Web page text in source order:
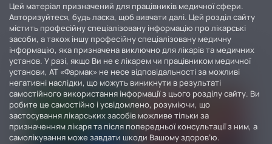
Цей матеріал призначений для працівників медичної сфери.
Авторизуйтеся, будь ласка, щоб вивчати далі. Цей розділ сайту
містить професійну спеціалізовану інформацію про лікарські
засоби, а також іншу професійну спеціалізовану медичну
інформацію, яка призначена виключно для лікарів та медичних
установ. У разі, якщо Ви не є лікарем чи працівником медичної
установи, АТ «Фармак» не несе відповідальності за можливі
негативні наслідки, що можуть виникнути в результаті
самостійного використання інформації з цього розділу сайту. Ви
робите це самостійно і усвідомлено, розуміючи, що
застосування лікарських засобів можливе тільки за
призначенням лікаря та після попередньої консультації з ним, а
самолікування може завдати шкоди Вашому здоров’ю.